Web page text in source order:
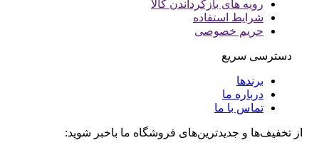
رویه های بازگرداندن کالا
شرایط استفاده
حریم خصوصی
دسترسی سریع
برندها
درباره ما
تماس با ما
تخفیف‌ها و جدیدترین‌های فروشگاه ما باخبر شوید: